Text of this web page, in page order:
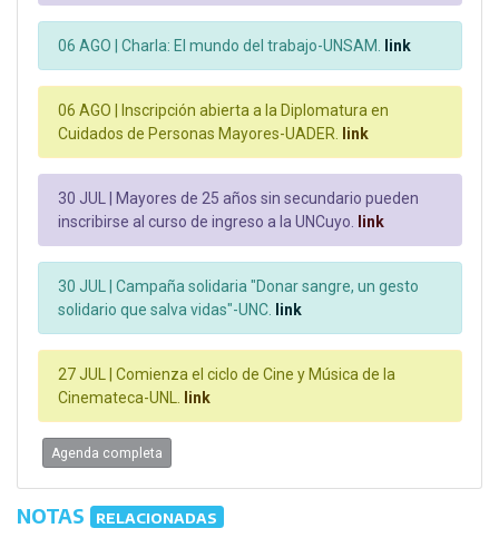
06 AGO | Charla: El mundo del trabajo-UNSAM. link
06 AGO | Inscripción abierta a la Diplomatura en
Cuidados de Personas Mayores-UADER. link
30 JUL | Mayores de 25 años sin secundario pueden
inscribirse al curso de ingreso a la UNCuyo. link
30 JUL | Campaña solidaria "Donar sangre, un gesto
solidario que salva vidas"-UNC. link
27 JUL | Comienza el ciclo de Cine y Música de la
Cinemateca-UNL.
link
Agenda completa
NOTAS RELACIONADAS